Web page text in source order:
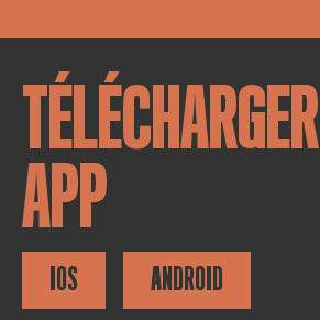
TÉLÉCHARGER
APP
IOS ANDROID